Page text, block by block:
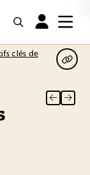
clés de